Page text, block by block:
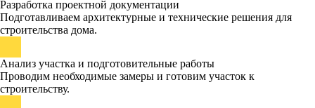
Разработка проектной документации
Подготавливаем архитектурные и технические решения для
строительства дома.
Анализ участка и подготовительные работы
Проводим необходимые замеры и готовим участок к
строительству.